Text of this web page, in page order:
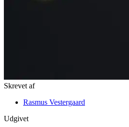
Skrevet af
Rasmus Vestergaard
Udgivet